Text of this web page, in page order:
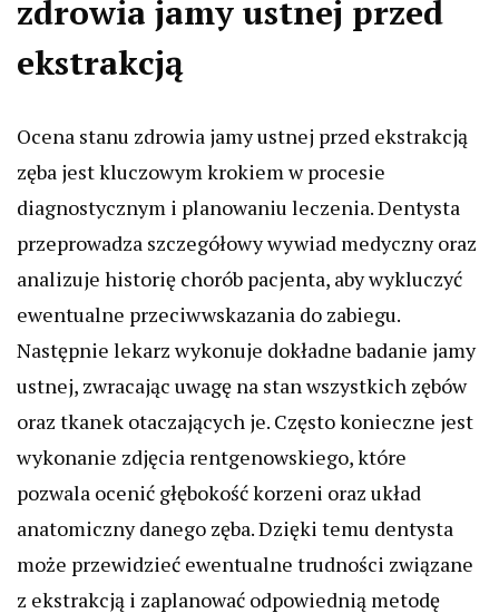
zdrowia jamy ustnej przed
ekstrakcją
Ocena stanu zdrowia jamy ustnej przed ekstrakcją
zęba jest kluczowym krokiem w procesie
diagnostycznym i planowaniu leczenia. Dentysta
przeprowadza szczegółowy wywiad medyczny oraz
analizuje historię chorób pacjenta, aby wykluczyć
ewentualne przeciwwskazania do zabiegu.
Następnie lekarz wykonuje dokładne badanie jamy
ustnej, zwracając uwagę na stan wszystkich zębów
oraz tkanek otaczających je. Często konieczne jest
wykonanie zdjęcia rentgenowskiego, które
pozwala ocenić głębokość korzeni oraz układ
anatomiczny danego zęba. Dzięki temu dentysta
może przewidzieć ewentualne trudności związane
z ekstrakcją i zaplanować odpowiednią metodę